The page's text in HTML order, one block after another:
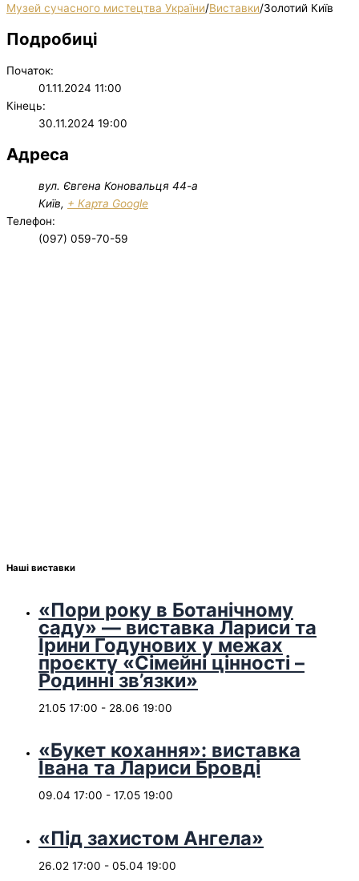
Музей сучасного мистецтва України/Виставки/Золотий Київ
Подробиці
Початок:
01.11.2024 11:00
Кінець:
30.11.2024 19:00
Адреса
вул. Євгена Коновальця 44-а
Київ, + Карта Google
Телефон:
(097) 059-70-59
Наші виставки
«Пори року в Ботанічному
саду» — виставка Лариси та
Ірини Годунових у межах
проєкту «Сімейні цінності –
Родинні зв’язки»
21.05 17:00 - 28.06 19:00
«Букет кохання»: виставка
Івана та Лариси Бровді
09.04 17:00 - 17.05 19:00
«Під захистом Ангела»
26.02 17:00 - 05.04 19:00